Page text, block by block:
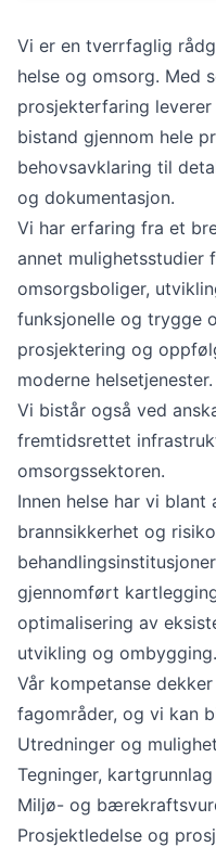
Vi er en tverrfaglig
helse og omsorg. Med
prosjekt­erfaring
bistand gjennom hele
behovsavklaring til
og dokumentasjon.
Vi har erfaring fra et
annet mulighetsstudier
omsorgsboliger,
funksjonelle og trygge
prosjektering og
moderne helsetjenester.
Vi bistår også ved
fremtidsrettet
omsorgssektoren.
Innen helse har vi blant
brannsikkerhet og
gjennomført
optimalisering av
utvikling og ombygging.
Vår kompetanse
fagområder, og vi kan
Utredninger og
Tegninger,
Miljø- og
Prosjektledelse og